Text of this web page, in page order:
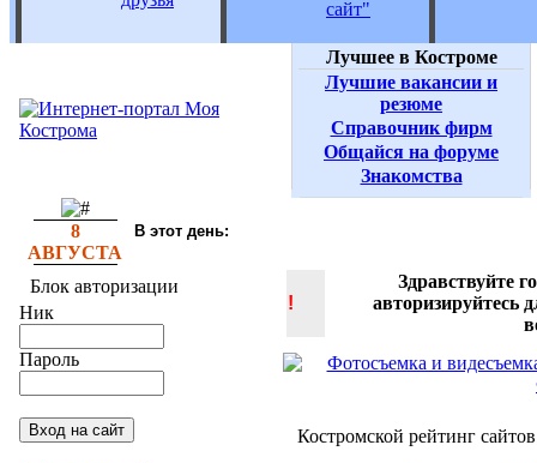
сайт"
Лучшее в Костроме
Лучшие вакансии и
резюме
Справочник фирм
Общайся на форуме
Знакомства
8
АВГУСТА
В этот день:
Блок авторизации
Ник
Пароль
!
Здравствуйте
авторизируйтесь
Костромской рейтинг сайтов